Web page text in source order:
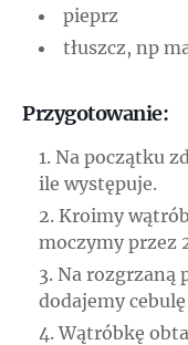
pieprz
tłuszcz, np
Przygotowanie:
Na początku
ile występuje.
Kroimy
moczymy przez
Na rozgrzaną
dodajemy
Wątróbkę